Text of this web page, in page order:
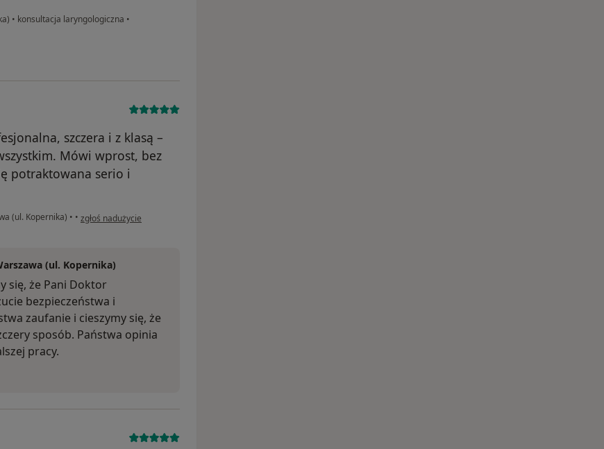
• konsultacja laryngologiczna •
szczera i z klasą –
Mówi wprost, bez
potraktowana serio i
(ul. Kopernika) • • w opinii użytkownika Aga
zgłoś nadużycie
(ul. Kopernika)
się, że Pani Doktor
bezpieczeństwa i
zaufanie i cieszymy się, że
sposób. Państwa opinia
pracy.